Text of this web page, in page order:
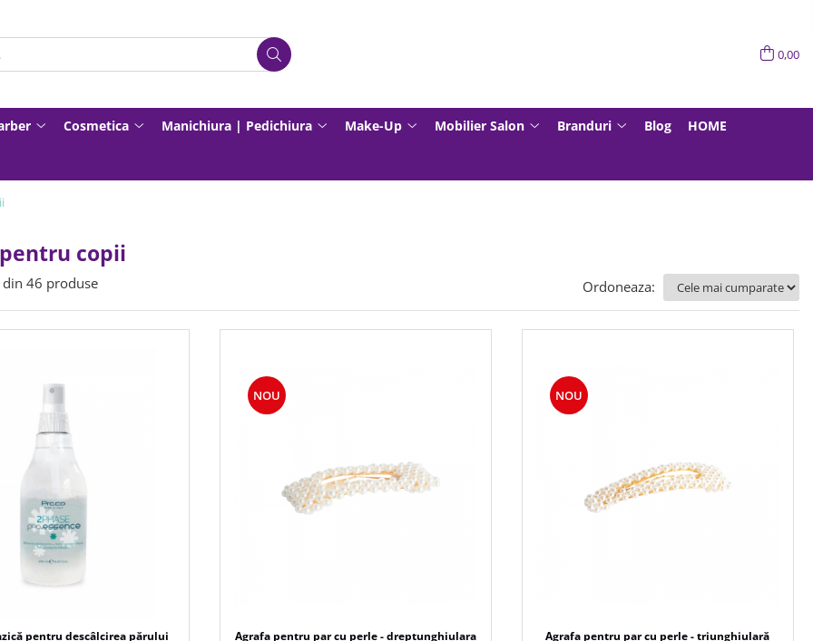
0,00
Cosmetica Manichiura | Pedichiura Make-Up Mobilier Salon Branduri Blog HOME
copii
din 46 produse Ordoneaza:
pentru descâlcirea părului
NOU
Agrafa pentru par cu perle - dreptunghiulara
NOU
Agrafa pentru par cu perle - triunghiulară